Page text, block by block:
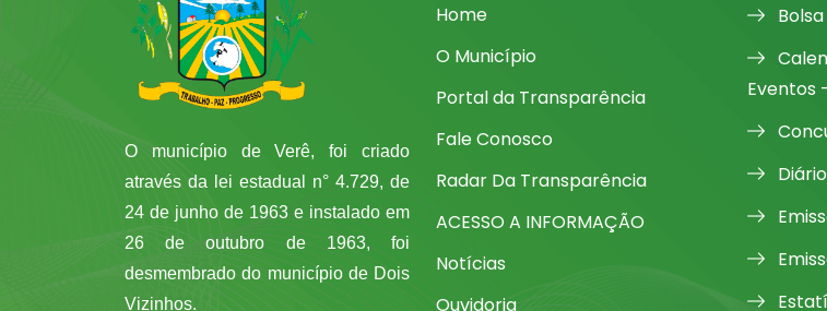
O município de Verê, foi criado
através da lei estadual n° 4.729, de
24 de junho de 1963 e instalado em
26 de outubro de 1963, foi
desmembrado do município de Dois
Vizinhos.
Home
O Município
Portal da Transparência
Fale Conosco
Radar Da Transparência
ACESSO A INFORMAÇÃO
Notícias
Ouvidoria
Eventos